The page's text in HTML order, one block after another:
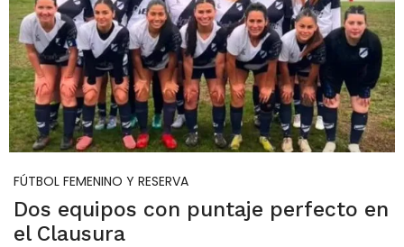
FÚTBOL FEMENINO Y RESERVA
Dos equipos con puntaje perfecto en
el Clausura